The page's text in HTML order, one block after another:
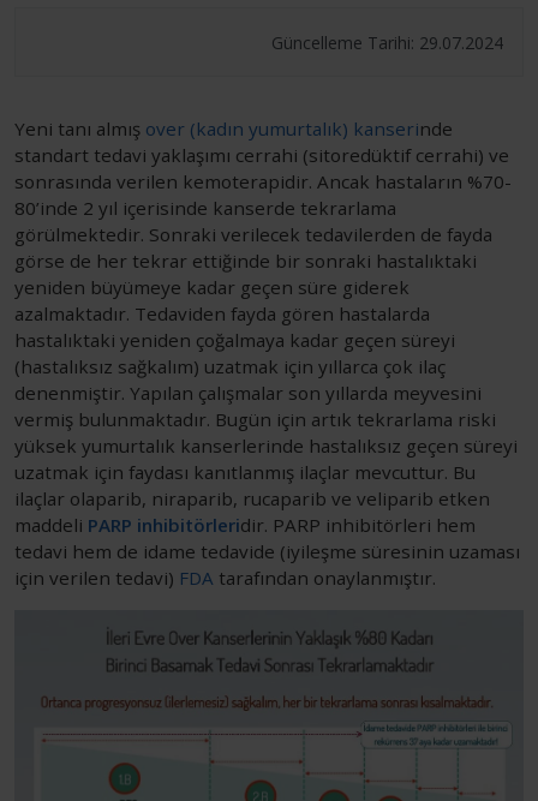
Güncelleme Tarihi: 29.07.2024
Yeni tanı almış over (kadın yumurtalık) kanserinde
standart tedavi yaklaşımı cerrahi (sitoredüktif cerrahi) ve
sonrasında verilen kemoterapidir. Ancak hastaların %70-
80’inde 2 yıl içerisinde kanserde tekrarlama
görülmektedir. Sonraki verilecek tedavilerden de fayda
görse de her tekrar ettiğinde bir sonraki hastalıktaki
yeniden büyümeye kadar geçen süre giderek
azalmaktadır. Tedaviden fayda gören hastalarda
hastalıktaki yeniden çoğalmaya kadar geçen süreyi
(hastalıksız sağkalım) uzatmak için yıllarca çok ilaç
denenmiştir. Yapılan çalışmalar son yıllarda meyvesini
vermiş bulunmaktadır. Bugün için artık tekrarlama riski
yüksek yumurtalık kanserlerinde hastalıksız geçen süreyi
uzatmak için faydası kanıtlanmış ilaçlar mevcuttur. Bu
ilaçlar olaparib, niraparib, rucaparib ve veliparib etken
maddeli PARP inhibitörleridir. PARP inhibitörleri hem
tedavi hem de idame tedavide (iyileşme süresinin uzaması
için verilen tedavi) FDA tarafından onaylanmıştır.